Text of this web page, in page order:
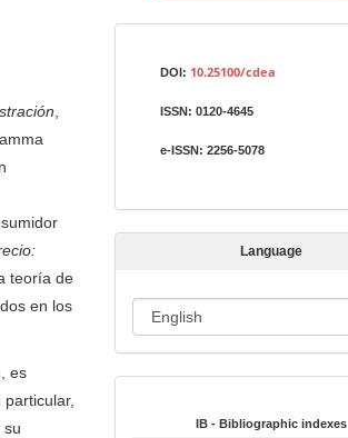
teoría de
en los
es
su
a
s
i
DOI: 10.25100/cdea
ISSN: 0120-4645
e-ISSN: 2256-5078
Language
a
u
IB - Bibliographic indexes